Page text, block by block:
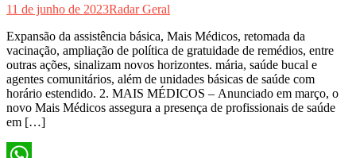
11 de junho de 2023Radar Geral
Expansão da assistência básica, Mais Médicos, retomada da
vacinação, ampliação de política de gratuidade de remédios, entre
outras ações, sinalizam novos horizontes. mária, saúde bucal e
agentes comunitários, além de unidades básicas de saúde com
horário estendido. 2. MAIS MÉDICOS – Anunciado em março, o
novo Mais Médicos assegura a presença de profissionais de saúde
em […]